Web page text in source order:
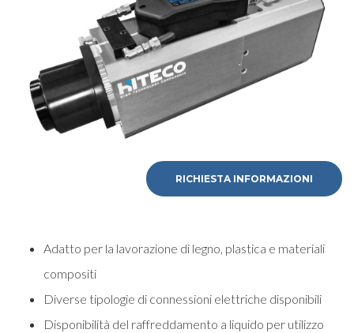
RICHIESTA INFORMAZIONI
Adatto per la lavorazione di legno, plastica e materiali
compositi
Diverse tipologie di connessioni elettriche disponibili
Disponibilità del raffreddamento a liquido per utilizzo